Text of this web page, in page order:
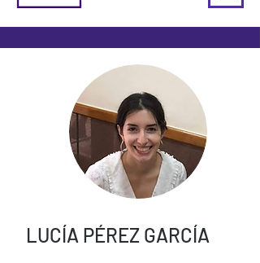
LUCÍA PÉREZ GARCÍA